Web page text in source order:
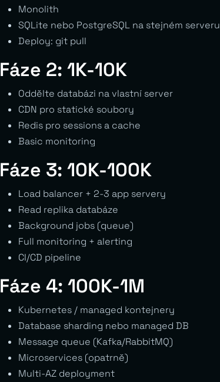
Monolith
SQLite nebo PostgreSQL na stejném serveru
Deploy: git pull
Fáze 2: 1K-10K
Oddělte databázi na vlastní server
CDN pro statické soubory
Redis pro sessions a cache
Basic monitoring
Fáze 3: 10K-100K
Load balancer + 2-3 app servery
Read replika databáze
Background jobs (queue)
Full monitoring + alerting
CI/CD pipeline
Fáze 4: 100K-1M
Kubernetes / managed kontejnery
Database sharding nebo managed DB
Message queue (Kafka/RabbitMQ)
Microservices (opatrně)
Multi-AZ deployment